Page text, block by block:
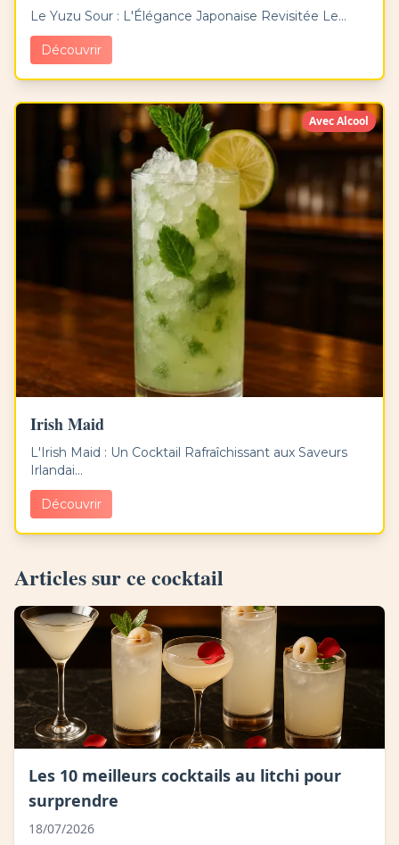
Le Yuzu Sour : L'Élégance Japonaise Revisitée Le...
Découvrir
Avec Alcool
Irish Maid
L'Irish Maid : Un Cocktail Rafraîchissant aux Saveurs
Irlandai...
Découvrir
Articles sur ce cocktail
Les 10 meilleurs cocktails au litchi pour
surprendre
18/07/2026